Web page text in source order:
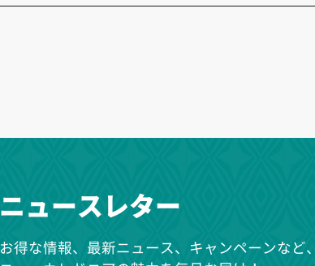
ニュースレター
お得な情報、最新ニュース、キャンペーンなど、